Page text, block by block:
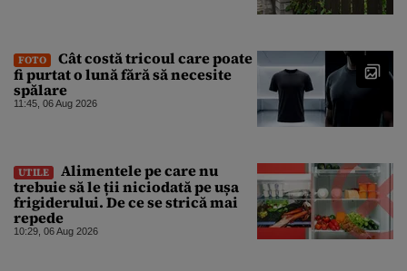
FOTO
Cât costă tricoul care poate
fi purtat o lună fără să necesite
spălare
11:45, 06 Aug 2026
UTILE
Alimentele pe care nu
trebuie să le ții niciodată pe ușa
frigiderului. De ce se strică mai
repede
10:29, 06 Aug 2026